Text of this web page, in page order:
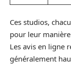
Ces studios,
pour leur
Les avis en ligne
généralement